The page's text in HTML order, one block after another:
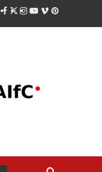
Facebook
X Instagram
Youtube
VimeoPinterest